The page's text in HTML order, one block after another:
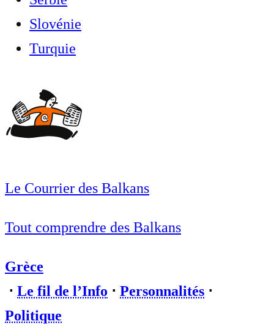
Slovénie
Turquie
Le Courrier des Balkans
Tout comprendre des Balkans
Grèce
⋅ Le fil de l’Info ⋅ Personnalités ⋅
Politique